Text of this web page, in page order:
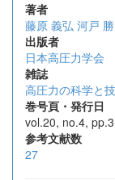
著者
藤原 義弘 河戸 勝
出版者
日本高圧力学会
雑誌
高圧力の科学と
巻号頁・発行日
vol.20, no.4,
参考文献数
27